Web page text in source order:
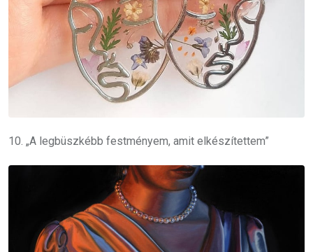
10. „A legbüszkébb festményem, amit elkészítettem”